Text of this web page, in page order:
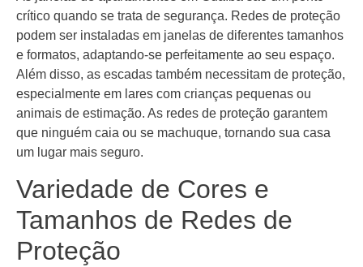
crítico quando se trata de segurança. Redes de proteção
podem ser instaladas em janelas de diferentes tamanhos
e formatos, adaptando-se perfeitamente ao seu espaço.
Além disso, as escadas também necessitam de proteção,
especialmente em lares com crianças pequenas ou
animais de estimação. As redes de proteção garantem
que ninguém caia ou se machuque, tornando sua casa
um lugar mais seguro.
Variedade de Cores e
Tamanhos de Redes de
Proteção